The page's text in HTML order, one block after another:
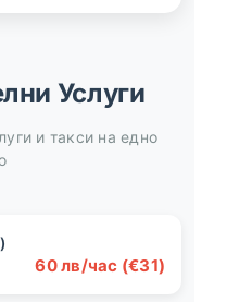
Услуги
и такси на едно
60 лв/час (€31)